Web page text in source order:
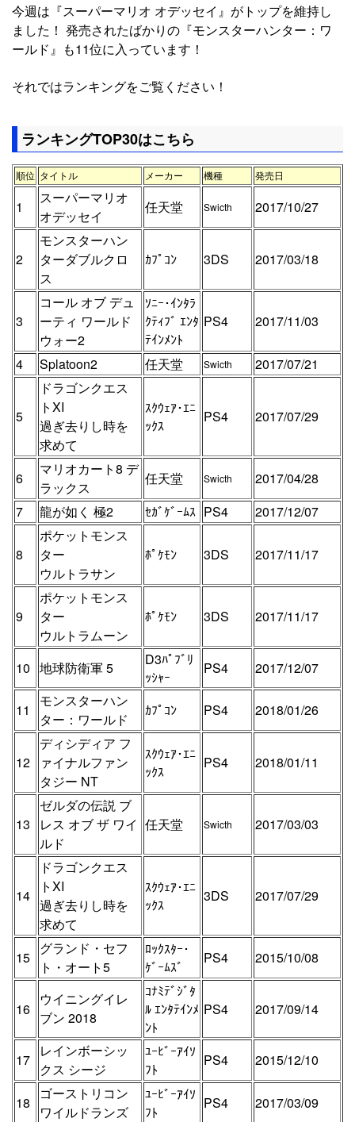
今週は『スーパーマリオ オデッセイ』がトップを維持し
ました！ 発売されたばかりの『モンスターハンター：ワ
ールド』も11位に入っています！
それではランキングをご覧ください！
ランキングTOP30はこちら
順位 タイトル メーカー 機種 発売日
1
スーパーマリオ
オデッセイ
任天堂 Swicth 2017/10/27
2
モンスターハン
ターダブルクロ
ス
ｶﾌﾟｺﾝ 3DS 2017/03/18
3
コール オブ デュ
ーティ ワールド
ウォー2
ｿﾆｰ･ｲﾝﾀﾗ
ｸﾃｨﾌﾞ ｴﾝﾀ
ﾃｲﾝﾒﾝﾄ
PS4 2017/11/03
4 Splatoon2 任天堂 Swicth 2017/07/21
5
ドラゴンクエス
トXI
過ぎ去りし時を
求めて
ｽｸｳｪｱ･ｴﾆ
ｯｸｽ
PS4 2017/07/29
6
マリオカート8 デ
ラックス
任天堂 Swicth
2017/04/28
7
龍が如く 極2 ｾｶﾞｹﾞｰﾑｽ PS4 2017/12/07
8
ポケットモンス
ター
ウルトラサン
ﾎﾟｹﾓﾝ 3DS 2017/11/17
9
ポケットモンス
ター
ウルトラムーン
ﾎﾟｹﾓﾝ 3DS 2017/11/17
10 地球防衛軍 5
D3ﾊﾟﾌﾞﾘ
ｯｼｬｰ
PS4 2017/12/07
11
モンスターハン
ター：ワールド
ｶﾌﾟｺﾝ PS4 2018/01/26
12
ディシディア フ
ァイナルファン
タジー NT
ｽｸｳｪｱ･ｴﾆ
ｯｸｽ
PS4 2018/01/11
13
ゼルダの伝説 ブ
レス オブ ザ ワイ
ルド
任天堂 Swicth 2017/03/03
14
ドラゴンクエス
トXI
過ぎ去りし時を
求めて
ｽｸｳｪｱ･ｴﾆ
ｯｸｽ
3DS 2017/07/29
15
グランド・セフ
ト・オート5
ﾛｯｸｽﾀｰ･
ｹﾞｰﾑｽﾞ
PS4 2015/10/08
16
ウイニングイレ
ブン 2018
ｺﾅﾐﾃﾞｼﾞﾀ
ﾙ ｴﾝﾀﾃｲﾝﾒ
ﾝﾄ
PS4 2017/09/14
17
レインボーシッ
クス シージ
ﾕｰﾋﾞｰｱｲｿ
ﾌﾄ
PS4 2015/12/10
18
ゴーストリコン
ワイルドランズ
ﾕｰﾋﾞｰｱｲｿ
ﾌﾄ
PS4 2017/03/09